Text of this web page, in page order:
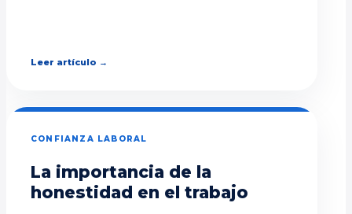
Leer artículo →
CONFIANZA LABORAL
La importancia de la
honestidad en el trabajo